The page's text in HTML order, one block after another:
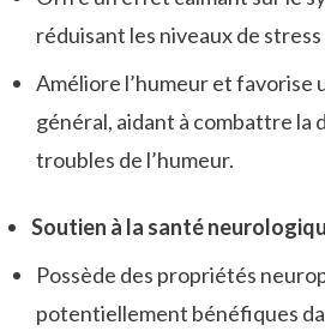
réduisant les niveaux de stress
Améliore l’humeur et favorise
général, aidant à combattre la
troubles de l’humeur.
Soutien à la santé
Possède des propriétés
potentiellement bénéfiques